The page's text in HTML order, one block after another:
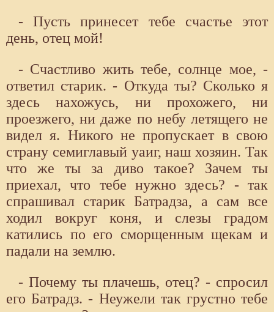
- Пусть принесет тебе счастье этот
день, отец мой!
- Счастливо жить тебе, солнце мое, -
ответил старик. - Откуда ты? Сколько я
здесь нахожусь, ни прохожего, ни
проезжего, ни даже по небу летящего не
видел я. Никого не пропускает в свою
страну семиглавый уаиг, наш хозяин. Так
что же ты за диво такое? Зачем ты
приехал, что тебе нужно здесь? - так
спрашивал старик Батрадза, а сам все
ходил вокруг коня, и слезы градом
катились по его сморщенным щекам и
падали на землю.
- Почему ты плачешь, отец? - спросил
его Батрадз. - Неужели так грустно тебе